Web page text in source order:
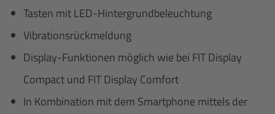
Tasten mit LED-Hintergrundbeleuchtung
Vibrationsrückmeldung
Display-Funktionen möglich wie bei FIT Display
Compact und FIT Display Comfort
In Kombination mit dem Smartphone mittels der